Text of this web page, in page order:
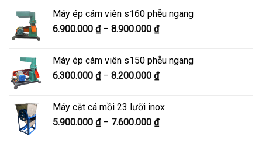
8.500.000 ₫
Máy ép cám viên s160 phễu ngang
6.900.000 ₫ – 8.900.000 ₫Khoảng
từ
6.900.000 ₫
đến
Máy ép cám viên s150 phễu ngang
6.300.000 ₫ – 8.200.000 ₫Khoảng
6.300.000 ₫
đến
Máy cắt cá mồi 23 lưỡi inox
5.900.000 ₫ – 7.600.000 ₫Khoảng